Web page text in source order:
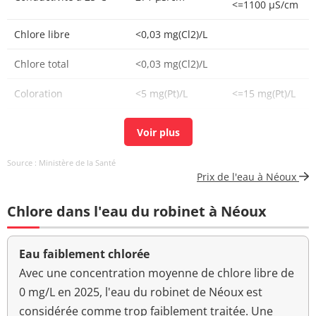
<=1100 µS/cm
Chlore libre <0,03 mg(Cl2)/L
Chlore total <0,03 mg(Cl2)/L
Coloration <5 mg(Pt)/L <=15 mg(Pt)/L
<1 n/(100mL)
Fer total
à 22°-68h
53 n/mL
à 36°-44h
25 n/mL
Ammonium (en NH4) <0,01 mg/L <=0,1 mg/L
Source : Ministère de la Santé
Prix de l'eau à Néoux
Chlore dans l'eau du robinet à Néoux
Eau faiblement chlorée
Avec une concentration moyenne de chlore libre de
0 mg/L en 2025, l'eau du robinet de Néoux est
considérée comme trop faiblement traitée. Une